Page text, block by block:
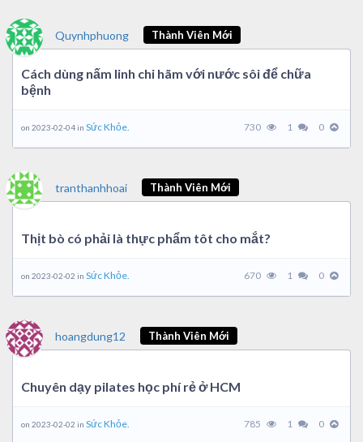
Quynhphuong Thành Viên Mới
Cách dùng nấm linh chi hãm với nước sôi để chữa
bệnh
on 2023-02-04 in Sức Khỏe. 730 1 0
tranthanhhoai Thành Viên Mới
Thịt bò có phải là thực phẩm tôt cho mắt?
on 2023-02-02 in Sức Khỏe. 670 1 0
hoangdung12 Thành Viên Mới
Chuyên dạy pilates học phí rẻ ở HCM
on 2023-02-02 in Sức Khỏe. 785 1 0